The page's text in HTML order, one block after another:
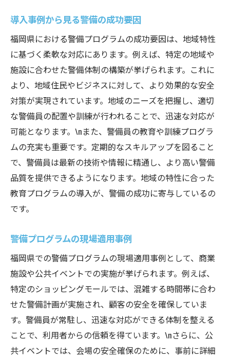
導入事例から見る警備の成功要因
福岡県における警備プログラムの成功要因は、地域特性
に基づく柔軟な対応にあります。例えば、特定の地域や
施設に合わせた警備体制の構築が挙げられます。これに
より、地域住民やビジネスに対して、より効果的な安全
対策が実現されています。地域のニーズを把握し、適切
な警備員の配置や訓練が行われることで、迅速な対応が
可能となります。\nまた、警備員の教育や訓練プログラ
ムの充実も重要です。定期的なスキルアップを図ること
で、警備員は最新の技術や情報に精通し、より高い警備
品質を提供できるようになります。地域の特性に合った
教育プログラムの導入が、警備の成功に寄与しているの
です。
警備プログラムの現場適用事例
福岡県での警備プログラムの現場適用事例として、商業
施設や公共イベントでの実施が挙げられます。例えば、
特定のショッピングモールでは、混雑する時間帯に合わ
せた警備計画が実施され、顧客の安全を確保していま
す。警備員が常駐し、迅速な対応ができる体制を整える
ことで、利用者からの信頼を得ています。\nさらに、公
共イベントでは、会場の安全確保のために、事前に詳細